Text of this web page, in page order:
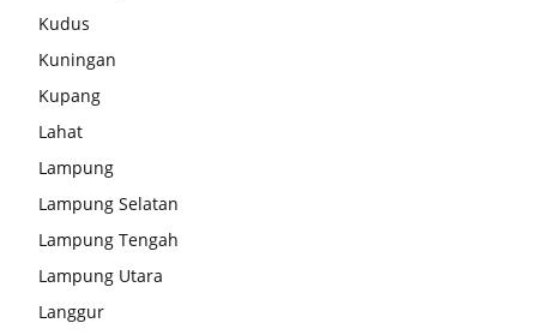
Kudus
Kuningan
Kupang
Lahat
Lampung
Lampung Selatan
Lampung Tengah
Lampung Utara
Langgur